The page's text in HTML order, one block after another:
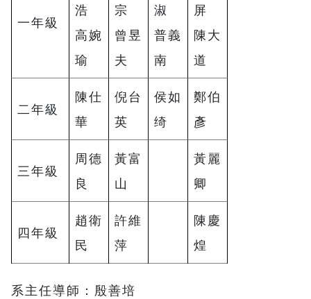
一年級
浩
高婉
瑜
宗
曾昱
夫
淑
普義
南
屏
陳大
道
二年級
陳仕
華
倪台
英
侯如
绮
鄭伯
彥
三年級
周德
良
黃富
山
黃麗
卿
四年級
趙衛
民
許維
萍
陳慶
煌
系主任導師：殷善培